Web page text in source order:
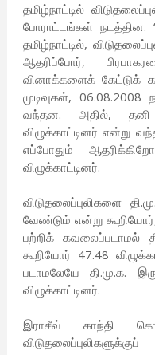
தமிழ்நாட்டில்
போராட்டங்கள்
தமிழ்நாட்டில்,
ஆதரிப்போர்,
வினாக்களைக் கேட்டுக்
முடிவுகள்,
வந்தன. அதில், தனி
விழுக்காட்டினர் என்று
எப்போதும்
விழுக்காட்டினர்.
விடுதலைப்புலிகளை
வேண்டும் என்று
பற்றிக் கவலைப்படாமல்
கூறியோர் 47.48
படாமலேயே தி.மு.க.
விழுக்காட்டினர்.
இராசீவ் காந்தி